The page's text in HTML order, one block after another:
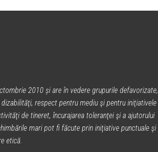
2010 și are în vedere grupurile defavorizate,
respect pentru mediu şi pentru iniţiativele
de tineret, încurajarea toleranţei şi a ajutorului
mari pot fi făcute prin iniţiative punctuale şi
etică.